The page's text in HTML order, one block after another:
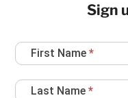
Sign
Newsletter
SignFirst Name*
Last Name*